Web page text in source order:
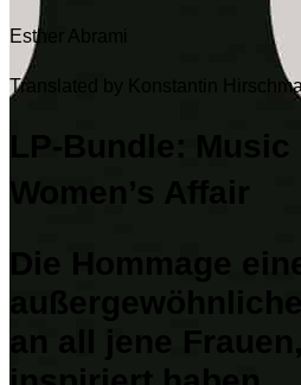
Esther Abrami
Translated by Konstantin
LP-Bundle:
an all jene